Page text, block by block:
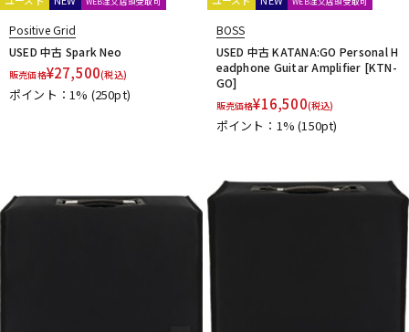
Positive Grid
USED 中古 Spark Neo
販売価格¥27,500(税込)
ポイント：1% (250pt)
BOSS
USED 中古 KATANA:GO Personal H
eadphone Guitar Amplifier [KTN-
GO]
販売価格¥16,500(税込)
ポイント：1%(150pt)